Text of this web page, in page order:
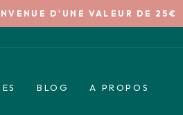
Diaporama
D'UNE VALEUR DE 25€
BLOG A PROPOS